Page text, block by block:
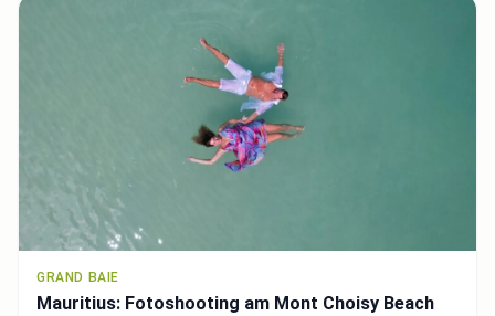
GRAND BAIE
Mauritius: Fotoshooting am Mont Choisy Beach